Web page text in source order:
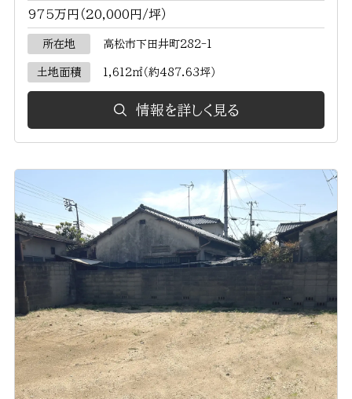
975万円（20,000円/坪）
所在地 高松市下田井町282-1
土地面積 1,612㎡（約487.63坪）
情報を詳しく見る